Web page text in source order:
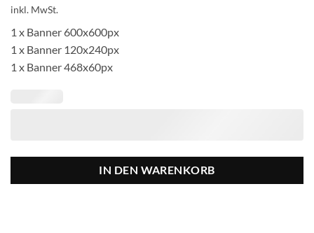
inkl. MwSt.
1 x Banner 600x600px
1 x Banner 120x240px
1 x Banner 468x60px
IN DEN WARENKORB